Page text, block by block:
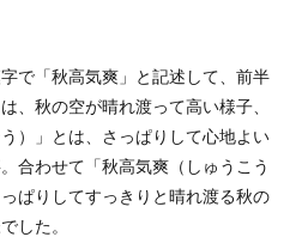
で「秋高気爽」と記述して、前半
、秋の空が晴れ渡って高い様子、
）」とは、さっぱりして心地よい
合わせて「秋高気爽（しゅうこう
ぱりしてすっきりと晴れ渡る秋の
した。